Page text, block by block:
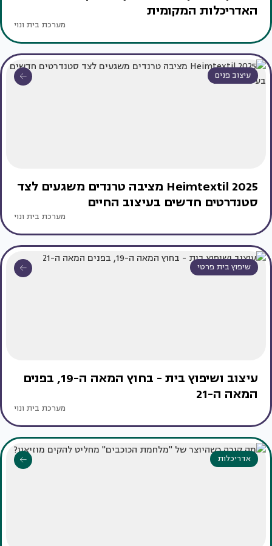
האדריכלות המקומית
מערכת בית ונוי
עיצוב פנים
Heimtextil 2025 מציבה טרנדים משגעים לצד
סטנדרטים חדשים בעיצוב החיים
מערכת בית ונוי
שיפוץ בית פרטי
עיצוב ושיפוץ בית - בחוץ המאה ה-19, בפנים
המאה ה-21
מערכת בית ונוי
אדריכלות